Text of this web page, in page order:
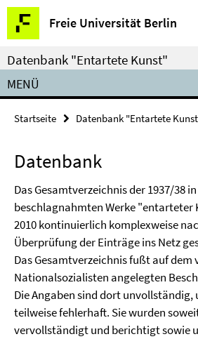
Springe
direkt
zu
Inhalt
Freie Universität Berlin
Service-
Navigation
Datenbank "Entartete Kunst"
MENÜ
Startseite Datenbank "Entartete
Datenbank
Das Gesamtverzeichnis der 1937/38
beschlagnahmten Werke "entarteter
2010 kontinuierlich komplexweise
Überprüfung der Einträge ins Netz
Das Gesamtverzeichnis fußt auf dem
Nationalsozialisten angelegten
Die Angaben sind dort unvollständig,
teilweise fehlerhaft. Sie wurden
vervollständigt und berichtigt sowie